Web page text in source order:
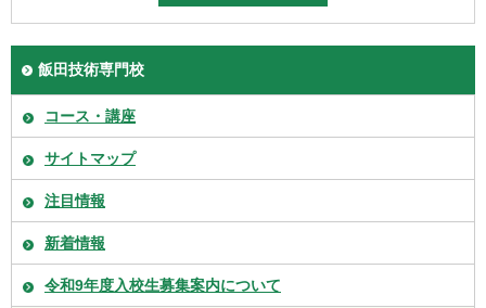
飯田技術専門校
コース・講座
サイトマップ
注目情報
新着情報
令和9年度入校生募集案内について